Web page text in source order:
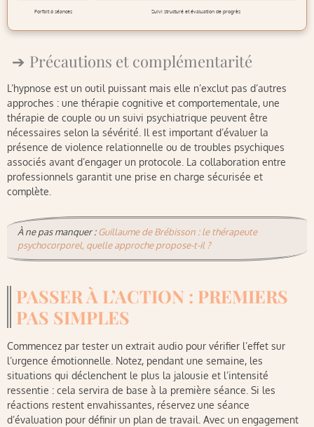
Forfait 6 séances Suivi structuré et évaluation de progrès
Précautions et complémentarité
L’hypnose est un outil puissant mais elle n’exclut pas d’autres
approches : une thérapie cognitive et comportementale, une
thérapie de couple ou un suivi psychiatrique peuvent être
nécessaires selon la sévérité. Il est important d’évaluer la
présence de violence relationnelle ou de troubles psychiques
associés avant d’engager un protocole. La collaboration entre
professionnels garantit une prise en charge sécurisée et
complète.
À ne pas manquer :Guillaume de Brébisson : le thérapeute
psychocorporel, quelle approche propose-t-il ?
PASSER À L’ACTION : PREMIERS
PAS SIMPLES
Commencez par tester un extrait audio pour vérifier l’effet sur
l’urgence émotionnelle. Notez, pendant une semaine, les
situations qui déclenchent le plus la jalousie et l’intensité
ressentie : cela servira de base à la première séance. Si les
réactions restent envahissantes, réservez une séance
d’évaluation pour définir un plan de travail. Avec un engagement